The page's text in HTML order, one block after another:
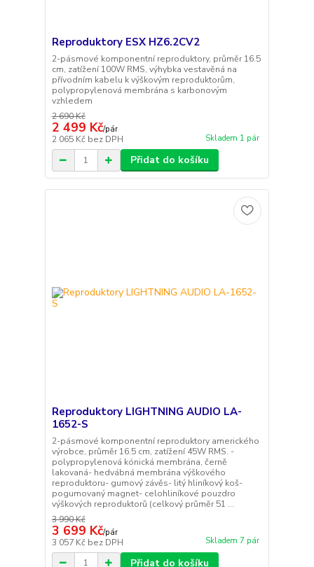
Reproduktory ESX HZ6.2CV2
2-pásmové komponentní reproduktory, průměr 16.5
cm, zatížení 100W RMS, výhybka vestavěná na
přívodním kabelu k výškovým reproduktorům,
polypropylenová membrána s karbonovým
vzhledem
2 690 Kč
2 499 Kč/pár
2 065 Kč bez DPH Skladem 1 pár
Přidat do košíku
Reproduktory LIGHTNING AUDIO LA-
1652-S
2-pásmové komponentní reproduktory amerického
výrobce, průměr 16.5 cm, zatížení 45W RMS. -
polypropylenová kónická membrána, černě
lakovaná- hedvábná membrána výškového
reproduktoru- gumový závěs- litý hliníkový koš-
pogumovaný magnet- celohliníkové pouzdro
výškových reproduktorů (celkový průměr 51 ...
3 990 Kč
3 699 Kč/pár
3 057 Kč bez DPH Skladem 7 pár
Přidat do košíku